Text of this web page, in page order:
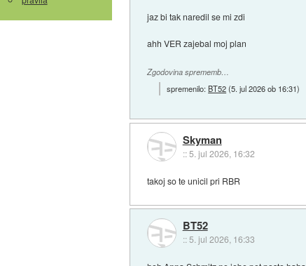
jaz bi tak naredil se mi zdi
ahh VER zajebal moj plan
Zgodovina sprememb…
spremenilo:BT52(5. jul 2026 ob 16:31)
Skyman
::5. jul 2026, 16:32
takoj so te unicil pri RBR
BT52
:: 5. jul 2026, 16:33